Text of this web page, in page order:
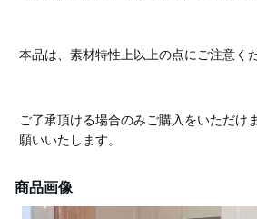
本品は、素材特性上以上の点にご注意く
ご了承頂ける場合のみご購入をいただけ
願いいたします。
商品画像